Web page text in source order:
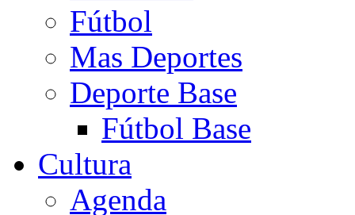
Fútbol
Mas Deportes
Deporte Base
Fútbol Base
Cultura
Agenda